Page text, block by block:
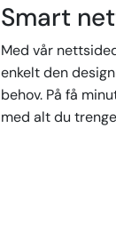
Smart
Med vår
enkelt den
behov. På få
med alt du